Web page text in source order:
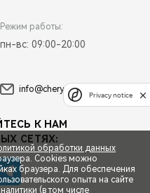
Режим работы:
пн-вс: 09:00-20:00
info@chery-autosalon1.ru
К НАМ
СЕТЯХ:
обработки данных
Cookies можно
браузера. Для обеспечения
опыта на сайте
(в том числе
Privacy notice